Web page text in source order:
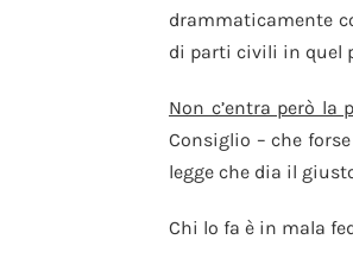
drammaticamente
di parti civili in quel
Non c’entra però la
Consiglio – che
legge che dia il
Chi lo fa è in mala